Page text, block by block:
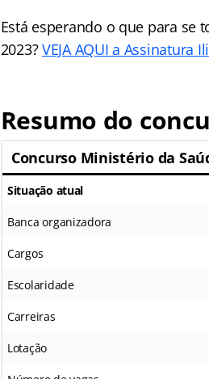
Está esperando o que para se
2023?VEJA AQUI a Assinatura
Resumo do
Concurso Ministério da
Situação atual
Banca organizadora
Cargos
Escolaridade
Carreiras
Lotação